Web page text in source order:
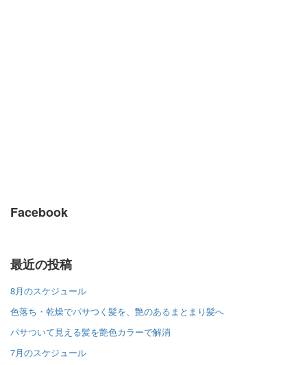
Facebook
最近の投稿
8月のスケジュール
色落ち・乾燥でパサつく髪を、艶のあるまとまり髪へ
パサついて見える髪を艶色カラーで解消
7月のスケジュール